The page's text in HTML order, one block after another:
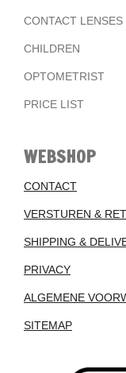
CONTACT LENSES
CHILDREN
OPTOMETRIST
PRICE LIST
WEBSHOP
CONTACT
VERSTUREN &
SHIPPING &
PRIVACY
ALGEMENE
SITEMAP